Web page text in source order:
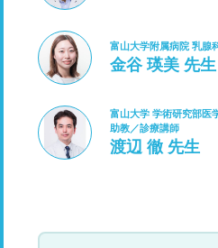
富山大学附属病院 乳腺
金谷 瑛美 先生
富山大学 学術研究部医
助教／診療講師
渡辺 徹 先生